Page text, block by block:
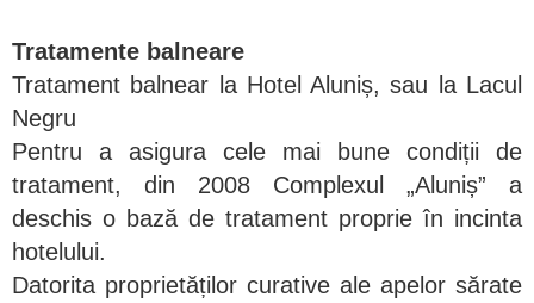
Tratamente balneare
Tratament balnear la Hotel Aluniș, sau la Lacul
Negru
Pentru a asigura cele mai bune condiții de
tratament, din 2008 Complexul „Aluniș” a
deschis o bază de tratament proprie în incinta
hotelului.
Datorita proprietăților curative ale apelor sărate